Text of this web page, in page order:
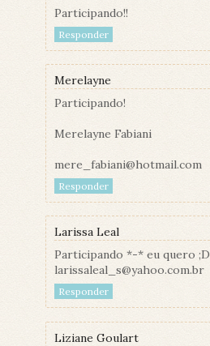
Participando!!
Responder
Merelayne
Participando!
Merelayne Fabiani
mere_fabiani@hotmail.com
Responder
Larissa Leal
Participando *-* eu quero ;D
larissaleal_s@yahoo.com.br
Responder
Liziane Goulart